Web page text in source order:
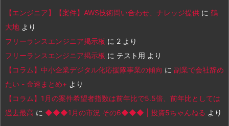
【エンジニア】【案件】AWS技術問い合わせ、ナレッジ提供 に 鶴
大地 より
フリーランスエンジニア掲示板 に 2 より
フリーランスエンジニア掲示板 に テスト用 より
【コラム】中小企業デジタル化応援隊事業の傾向 に 副業で会社辞め
たい - 金速まとめ+ より
【コラム】1月の案件希望者指数は前年比で5.5倍、前年比としては
過去最高 に ◆◆◆1月の市況 その6◆◆◆ | 投資5ちゃんねる より